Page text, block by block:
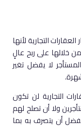
التجارية لأنها
خلالها على ربح عالٍ
لا يفضل تغير
التجارية لن تكون
ولا أن تصلح لهم
أن يتصرف به بما